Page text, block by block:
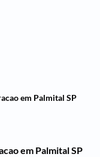
em Palmital SP
em Palmital SP